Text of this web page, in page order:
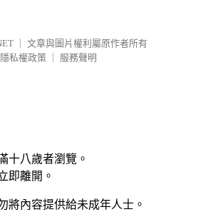
文章與圖片權利屬原作者所有
隱私權政策
服務聲明
十八歲者瀏覽。
即離開。
將內容提供給未成年人士。